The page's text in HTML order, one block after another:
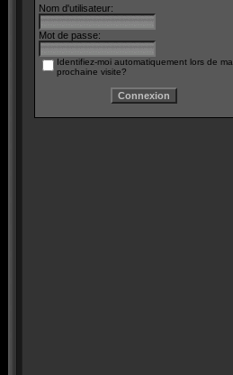
Nom d'utilisateur:
Mot de passe:
Identifiez-moi automatiquement lors de ma
prochaine visite?